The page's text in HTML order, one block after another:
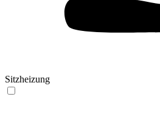
Sitzheizung